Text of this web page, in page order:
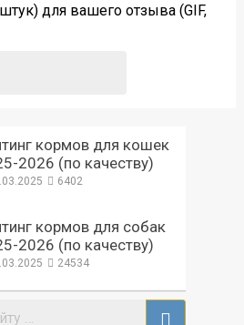
для вашего отзыва (GIF,
кормов для кошек
2026 (по качеству)
6402
кормов для собак
2026 (по качеству)
24534